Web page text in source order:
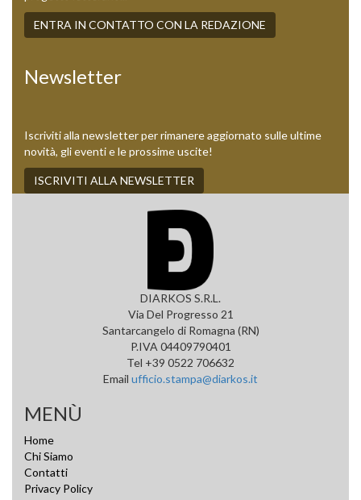
ENTRA IN CONTATTO CON LA REDAZIONE
Newsletter
Iscriviti alla newsletter per rimanere aggiornato sulle ultime
novità, gli eventi e le prossime uscite!
ISCRIVITI ALLA NEWSLETTER
DIARKOS S.R.L.
Via Del Progresso 21
Santarcangelo di Romagna (RN)
P.IVA 04409790401
Tel +39 0522 706632
Email ufficio.stampa@diarkos.it
MENÙ
Home
Chi Siamo
Contatti
Privacy Policy